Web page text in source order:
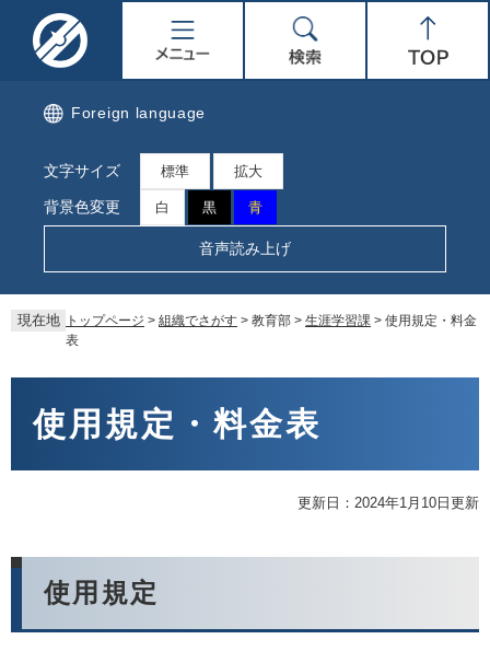
ー
ニ
ュ
ー
索
Foreign language
文字サイズ 標準 拡大
背景色変更 白 黒 青
音声読み上げ
現在地 トップページ > 組織でさがす > 教育部 > 生涯学習課 > 使用規定・料金
表
使用規定・料金表
更新日：2024年1月10日更新
使用規定